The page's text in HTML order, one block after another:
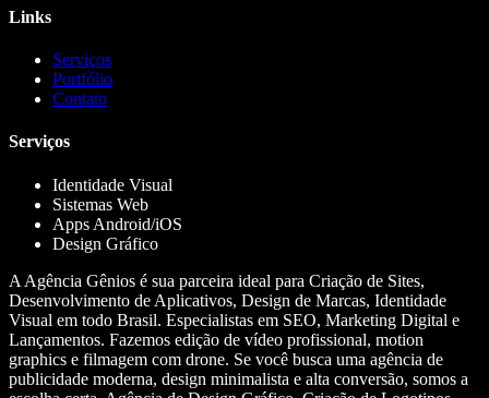
Links
Serviços
Portfólio
Contato
Serviços
Identidade Visual
Sistemas Web
Apps Android/iOS
Design Gráfico
A Agência Gênios é sua parceira ideal para Criação de Sites,
Desenvolvimento de Aplicativos, Design de Marcas, Identidade
Visual em todo Brasil. Especialistas em SEO, Marketing Digital e
Lançamentos. Fazemos edição de vídeo profissional, motion
graphics e filmagem com drone. Se você busca uma agência de
publicidade moderna, design minimalista e alta conversão, somos a